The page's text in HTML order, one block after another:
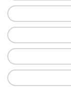
meeting_room